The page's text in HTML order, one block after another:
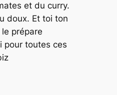
et du curry.
doux. Et toi ton
prépare
pour toutes ces